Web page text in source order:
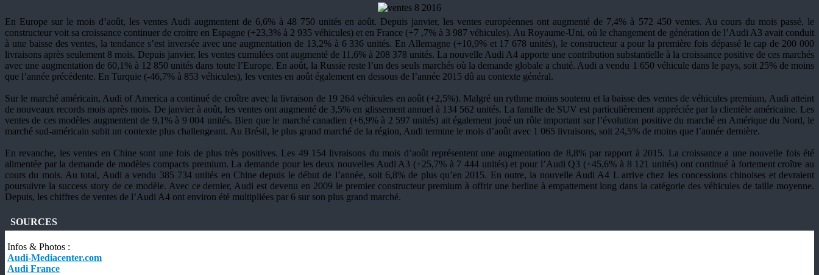
En Europe sur le mois d’août, les ventes Audi augmentent de 6,6% à 48 750 unités en août. Depuis janvier, les ventes européennes ont augmenté de 7,4% à 572 450 ventes. Au cours du mois passé, le
constructeur voit sa croissance continuer de croitre en Espagne (+23,3% à 2 935 véhicules) et en France (+7 ,7% à 3 987 véhicules). Au Royaume-Uni, où le changement de génération de l’Audi A3 avait conduit
à une baisse des ventes, la tendance s’est inversée avec une augmentation de 13,2% à 6 336 unités. En Allemagne (+10,9% et 17 678 unités), le constructeur a pour la première fois dépassé le cap de 200 000
livraisons après seulement 8 mois. Depuis janvier, les ventes cumulées ont augmenté de 11,6% à 208 378 unités. La nouvelle Audi A4 apporte une contribution substantielle à la croissance positive de ces marchés
avec une augmentation de 60,1% à 12 850 unités dans toute l’Europe. En août, la Russie reste l’un des seuls marchés où la demande globale a chuté. Audi a vendu 1 650 véhicule dans le pays, soit 25% de moins
que l’année précédente. En Turquie (-46,7% à 853 véhicules), les ventes en août également en dessous de l’année 2015 dû au contexte général.
Sur le marché américain, Audi of America a continué de croître avec la livraison de 19 264 véhicules en août (+2,5%). Malgré un rythme moins soutenu et la baisse des ventes de véhicules premium, Audi atteint
de nouveaux records mois après mois. De janvier à août, les ventes ont augmenté de 3,5% en glissement annuel à 134 562 unités. La famille de SUV est particulièrement appréciée par la clientèle américaine. Les
ventes de ces modèles augmentent de 9,1% à 9 004 unités. Bien que le marché canadien (+6,9% à 2 597 unités) ait également joué un rôle important sur l’évolution positive du marché en Amérique du Nord, le
marché sud-américain subit un contexte plus challengeant. Au Brésil, le plus grand marché de la région, Audi termine le mois d’août avec 1 065 livraisons, soit 24,5% de moins que l’année dernière.
En revanche, les ventes en Chine sont une fois de plus très positives. Les 49 154 livraisons du mois d’août représentent une augmentation de 8,8% par rapport à 2015. La croissance a une nouvelle fois été
alimentée par la demande de modèles compacts premium. La demande pour les deux nouvelles Audi A3 (+25,7% à 7 444 unités) et pour l’Audi Q3 (+45,6% à 8 121 unités) ont continué à fortement croître au
cours du mois. Au total, Audi a vendu 385 734 unités en Chine depuis le début de l’année, soit 6,8% de plus qu’en 2015. En outre, la nouvelle Audi A4 L arrive chez les concessions chinoises et devraient
poursuivre la success story de ce modèle. Avec ce dernier, Audi est devenu en 2009 le premier constructeur premium à offrir une berline à empattement long dans la catégorie des véhicules de taille moyenne.
Depuis, les chiffres de ventes de l’Audi A4 ont environ été multipliées par 6 sur son plus grand marché.
SOURCES
Infos & Photos :
Audi-Mediacenter.com
Audi France